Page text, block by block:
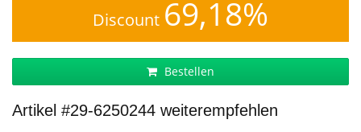
Discount 69,18%
Bestellen
Artikel #29-6250244 weiterempfehlen